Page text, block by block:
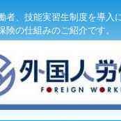
者、技能実習生制度を導入
険の仕組みのご紹介です。